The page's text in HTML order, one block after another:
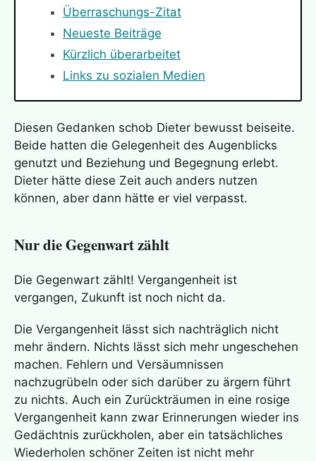
Überraschungs-Zitat
Neueste Beiträge
Kürzlich überarbeitet
Links zu sozialen Medien
Diesen Gedanken schob Dieter bewusst beiseite.
Beide hatten die Gelegenheit des Augenblicks
genutzt und Beziehung und Begegnung erlebt.
Dieter hätte diese Zeit auch anders nutzen
können, aber dann hätte er viel verpasst.
Nur die Gegenwart zählt
Die Gegenwart zählt! Vergangenheit ist
vergangen, Zukunft ist noch nicht da.
Die Vergangenheit lässt sich nachträglich nicht
mehr ändern. Nichts lässt sich mehr ungeschehen
machen. Fehlern und Versäumnissen
nachzugrübeln oder sich darüber zu ärgern führt
zu nichts. Auch ein Zurückträumen in eine rosige
Vergangenheit kann zwar Erinnerungen wieder ins
Gedächtnis zurückholen, aber ein tatsächliches
Wiederholen schöner Zeiten ist nicht mehr